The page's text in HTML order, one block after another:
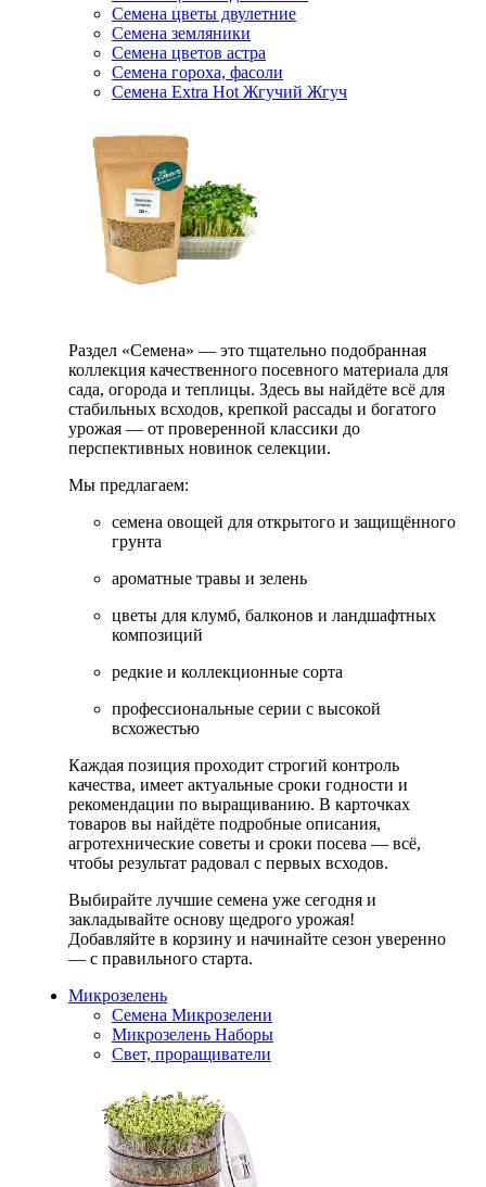
Семена цветы двулетние
Семена земляники
Семена цветов астра
Семена гороха, фасоли
Семена Extra Hot Жгучий Жгуч
Раздел «Семена» — это тщательно подобранная
коллекция качественного посевного материала для
сада, огорода и теплицы. Здесь вы найдёте всё для
стабильных всходов, крепкой рассады и богатого
урожая — от проверенной классики до
перспективных новинок селекции.
Мы предлагаем:
семена овощей для открытого и защищённого
грунта
ароматные травы и зелень
цветы для клумб, балконов и ландшафтных
композиций
редкие и коллекционные сорта
профессиональные серии с высокой
всхожестью
Каждая позиция проходит строгий контроль
качества, имеет актуальные сроки годности и
рекомендации по выращиванию. В карточках
товаров вы найдёте подробные описания,
агротехнические советы и сроки посева — всё,
чтобы результат радовал с первых всходов.
Выбирайте лучшие семена уже сегодня и
закладывайте основу щедрого урожая!
Добавляйте в корзину и начинайте сезон уверенно
— с правильного старта.
Микрозелень
Семена Микрозелени
Микрозелень Наборы
Свет, проращиватели